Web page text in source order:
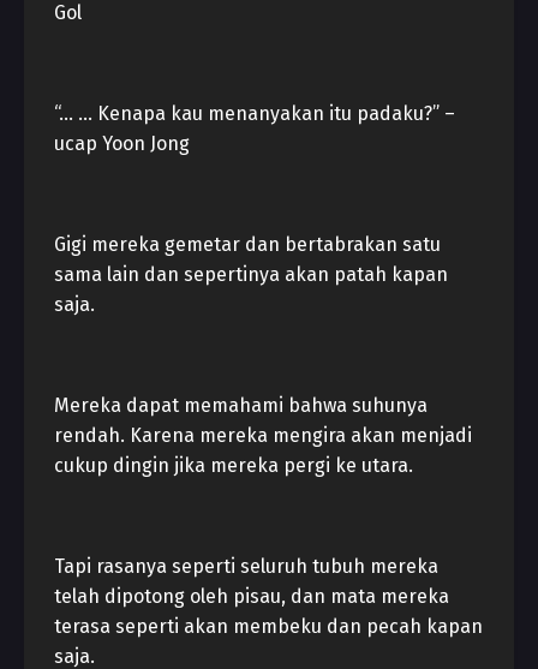
Gol
“… … Kenapa kau menanyakan itu padaku?” –
ucap Yoon Jong
Gigi mereka gemetar dan bertabrakan satu
sama lain dan sepertinya akan patah kapan
saja.
Mereka dapat memahami bahwa suhunya
rendah. Karena mereka mengira akan menjadi
cukup dingin jika mereka pergi ke utara.
Tapi rasanya seperti seluruh tubuh mereka
telah dipotong oleh pisau, dan mata mereka
terasa seperti akan membeku dan pecah kapan
saja.